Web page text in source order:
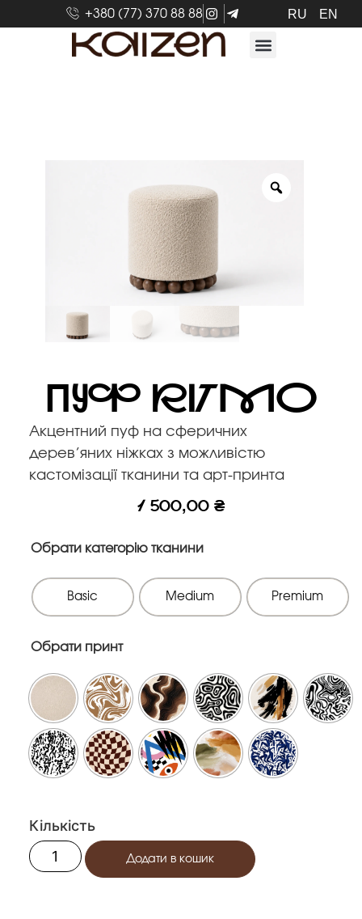
+380 (77) 370 88 88 RU EN
Пуф RITMO
Акцентний пуф на сферичних
дерев’яних ніжках з можливістю
кастомізації тканини та арт-принта
1 500,00 ₴
Обрати категорію тканини
Basic Medium Premium
Обрати принт
Додати в кошик